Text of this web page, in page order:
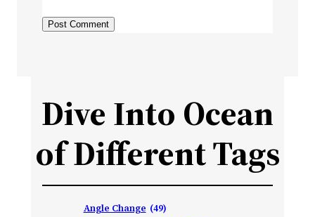
Dive Into Ocean
of Different Tags
Angle Change (49)